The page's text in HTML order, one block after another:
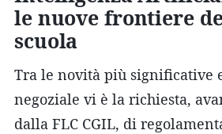
le nuove frontiere
scuola
Tra le novità più significative
negoziale vi è la richiesta,
dalla FLC CGIL, di